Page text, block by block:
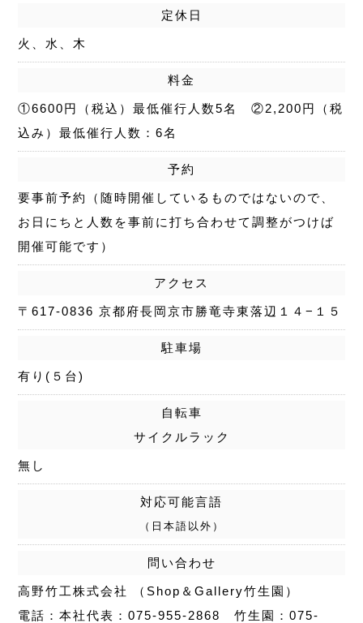
定休日
火、水、木
料金
①6600円（税込）最低催行人数5名 ②2,200円（税
込み）最低催行人数：6名
予約
要事前予約（随時開催しているものではないので、
お日にちと人数を事前に打ち合わせて調整がつけば
開催可能です）
アクセス
〒617-0836 京都府長岡京市勝竜寺東落辺１４−１５
駐車場
有り(５台)
自転車
サイクルラック
無し
対応可能言語
（日本語以外）
問い合わせ
高野竹工株式会社 （Shop＆Gallery竹生園）
電話：本社代表：075-955-2868 竹生園：075-